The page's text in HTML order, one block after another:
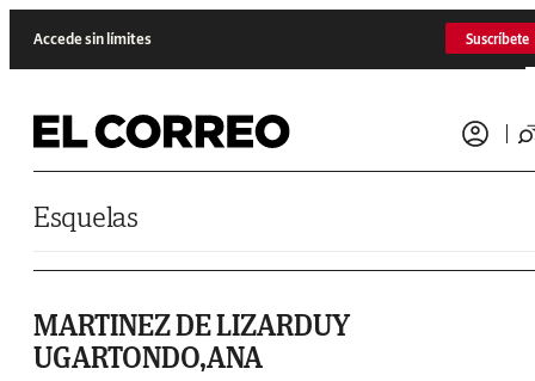
Accede sin límites Suscríbete
Esquelas
MARTINEZ DE LIZARDUY
UGARTONDO,ANA